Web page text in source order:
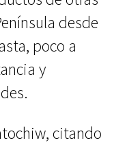
desde
poco a
y
citando